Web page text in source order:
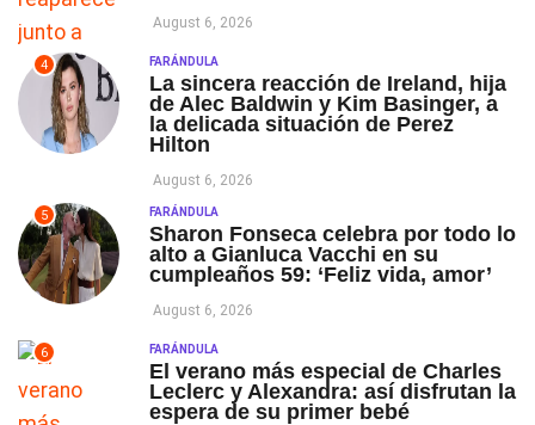
August 6, 2026
4 FARÁNDULA
La sincera reacción de Ireland, hija
de Alec Baldwin y Kim Basinger, a
la delicada situación de Perez
Hilton
August 6, 2026
5 FARÁNDULA
Sharon Fonseca celebra por todo lo
alto a Gianluca Vacchi en su
cumpleaños 59: ‘Feliz vida, amor’
August 6, 2026
6 FARÁNDULA
El verano más especial de Charles
Leclerc y Alexandra: así disfrutan la
espera de su primer bebé